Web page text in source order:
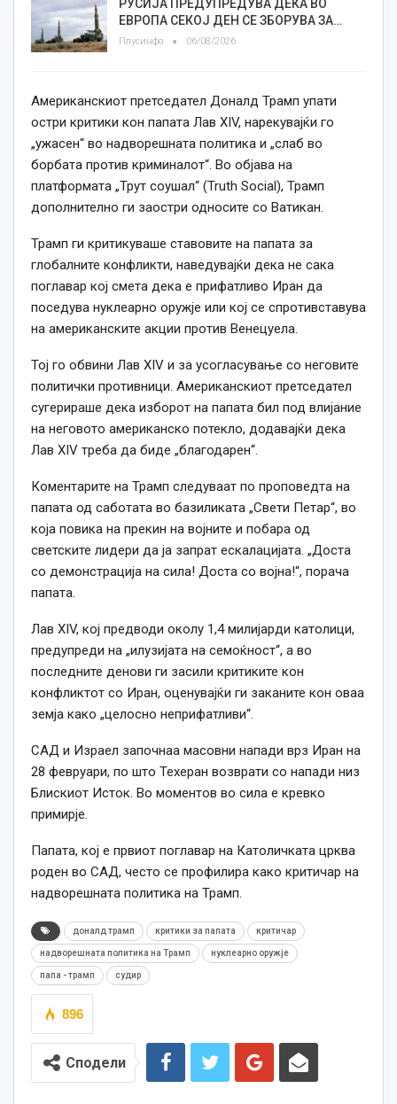
РУСИЈА ПРЕДУПРЕДУВА ДЕКА ВО
ЕВРОПА СЕКОЈ ДЕН СЕ ЗБОРУВА ЗА…
Плусинфо 06/08/2026
Американскиот претседател Доналд Трамп упати
остри критики кон папата Лав XIV, нарекувајќи го
„ужасен“ во надворешната политика и „слаб во
борбата против криминалот“. Во објава на
платформата „Трут соушал“ (Truth Social), Трамп
дополнително ги заостри односите со Ватикан.
Трамп ги критикуваше ставовите на папата за
глобалните конфликти, наведувајќи дека не сака
поглавар кој смета дека е прифатливо Иран да
поседува нуклеарно оружје или кој се спротивставува
на американските акции против Венецуела.
Тој го обвини Лав XIV и за усогласување со неговите
политички противници. Американскиот претседател
сугерираше дека изборот на папата бил под влијание
на неговото американско потекло, додавајќи дека
Лав XIV треба да биде „благодарен“.
Коментарите на Трамп следуваат по проповедта на
папата од саботата во базиликата „Свети Петар“, во
која повика на прекин на војните и побара од
светските лидери да ја запрат ескалацијата. „Доста
со демонстрација на сила! Доста со војна!“, порача
папата.
Лав XIV, кој предводи околу 1,4 милијарди католици,
предупреди на „илузијата на семоќност“, а во
последните денови ги засили критиките кон
конфликтот со Иран, оценувајќи ги заканите кон оваа
земја како „целосно неприфатливи“.
САД и Израел започнаа масовни напади врз Иран на
28 февруари, по што Техеран возврати со напади низ
Блискиот Исток. Во моментов во сила е кревко
примирје.
Папата, кој е првиот поглавар на Католичката црква
роден во САД, често се профилира како критичар на
надворешната политика на Трамп.
доналд трамп критики за папата критичар
надворешната политика на Трамп нуклеарно оружје
папа - трамп судир
896
Сподели